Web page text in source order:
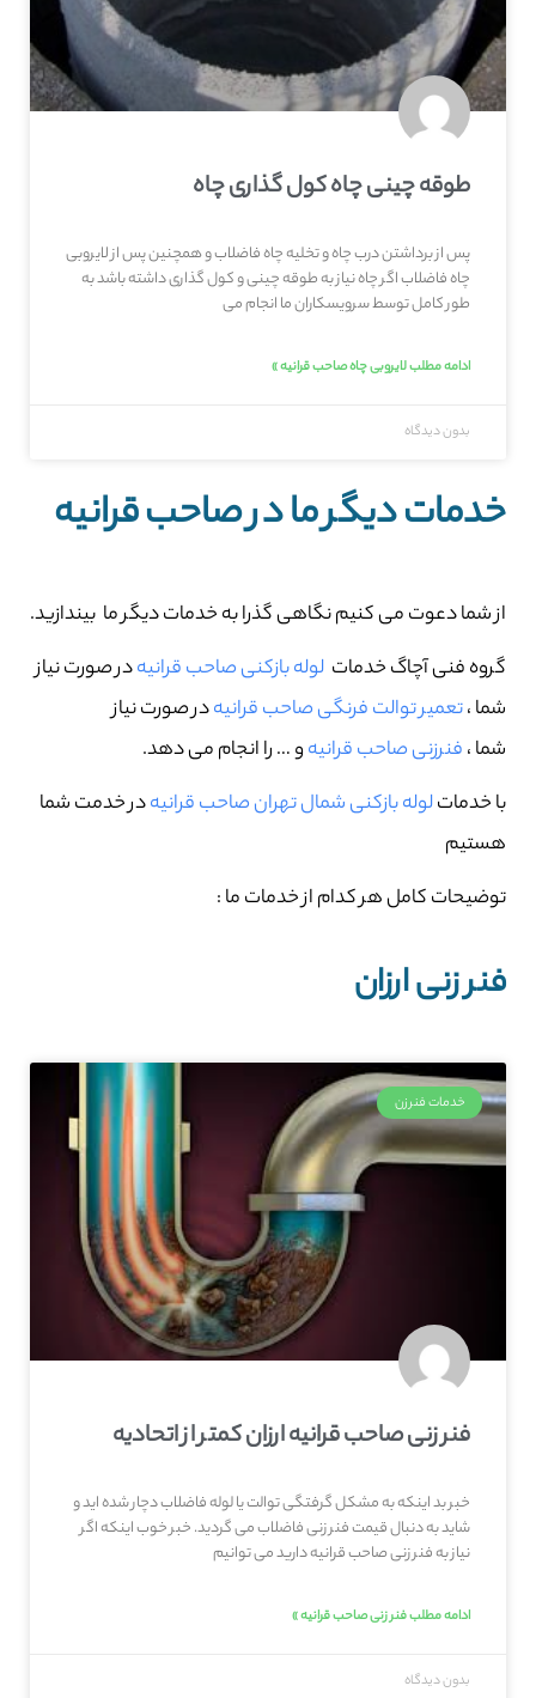
طوقه چینی چاه کول گذاری چاه
پس از برداشتن درب چاه و تخلیه چاه فاضلاب و همچنین پس از لایروبی
چاه فاضلاب اگر چاه نیاز به طوقه چینی و کول گذاری داشته باشد به
طور کامل توسط سرویسکاران ما انجام می
ادامه مطلب لایروبی چاه صاحب‌ قرانیه »
بدون دیدگاه
خدمات دیگر ما در صاحب‌ قرانیه
از شما دعوت می کنیم نگاهی گذرا به خدمات دیگر ما بیندازید.
گروه فنی آچاگ خدمات لوله بازکنی صاحب‌ قرانیهدر صورت نیاز
شما ،تعمیر توالت فرنگی صاحب‌ قرانیهدر صورت نیاز
شما ،فنرزنی صاحب‌ قرانیهو … را انجام می دهد.
با خدماتلوله بازکنی شمال تهران صاحب‌ قرانیهدر خدمت شما
هستیم
توضیحات کامل هر کدام از خدمات ما :
فنر زنی ارزان
خدمات فنرزن
فنر زنی صاحب‌ قرانیه ارزان کمتر از اتحادیه
خبر بد اینکه به مشکل گرفتگی توالت یا لوله فاضلاب دچار شده اید و
شاید به دنبال قیمت فنر زنی فاضلاب می گردید. خبر خوب اینکه اگر
نیاز به فنر زنی صاحب‌ قرانیه دارید می توانیم
ادامه مطلب فنر زنی صاحب‌ قرانیه »
بدون دیدگاه